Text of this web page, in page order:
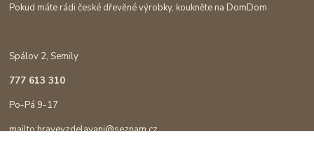
Pokud máte rádi české dřevěné výrobky, koukněte na DomDom
Spálov 2, Semily
777 613 310
Po-Pá 9-17
mailto:hravevzdelavani@seznam.cz